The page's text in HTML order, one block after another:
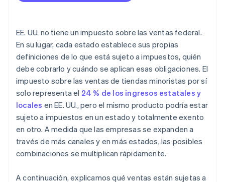
EE. UU. no tiene un impuesto sobre las ventas federal.
En su lugar, cada estado establece sus propias
definiciones de lo que está sujeto a impuestos, quién
debe cobrarlo y cuándo se aplican esas obligaciones. El
impuesto sobre las ventas de tiendas minoristas por sí
solo representa el 24 % de los ingresos estatales y
locales en EE. UU., pero el mismo producto podría estar
sujeto a impuestos en un estado y totalmente exento
en otro. A medida que las empresas se expanden a
través de más canales y en más estados, las posibles
combinaciones se multiplican rápidamente.
A continuación, explicamos qué ventas están sujetas a